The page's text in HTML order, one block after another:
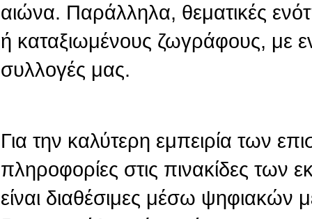
αιώνα. Παράλληλα, θεματικές
ή καταξιωμένους ζωγράφους, με
συλλογές μας.
Για την καλύτερη εμπειρία των
πληροφορίες στις πινακίδες των
είναι διαθέσιμες μέσω